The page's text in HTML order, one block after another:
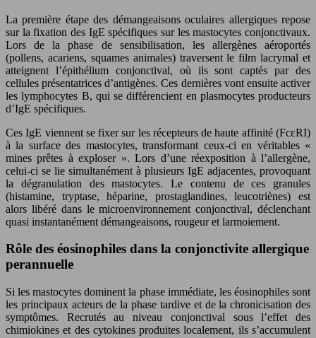
La première étape des démangeaisons oculaires allergiques repose
sur la fixation des IgE spécifiques sur les mastocytes conjonctivaux.
Lors de la phase de sensibilisation, les allergènes aéroportés
(pollens, acariens, squames animales) traversent le film lacrymal et
atteignent l’épithélium conjonctival, où ils sont captés par des
cellules présentatrices d’antigènes. Ces dernières vont ensuite activer
les lymphocytes B, qui se différencient en plasmocytes producteurs
d’IgE spécifiques.
Ces IgE viennent se fixer sur les récepteurs de haute affinité (FcεRI)
à la surface des mastocytes, transformant ceux-ci en véritables «
mines prêtes à exploser ». Lors d’une réexposition à l’allergène,
celui-ci se lie simultanément à plusieurs IgE adjacentes, provoquant
la dégranulation des mastocytes. Le contenu de ces granules
(histamine, tryptase, héparine, prostaglandines, leucotriènes) est
alors libéré dans le microenvironnement conjonctival, déclenchant
quasi instantanément démangeaisons, rougeur et larmoiement.
Rôle des éosinophiles dans la conjonctivite allergique
perannuelle
Si les mastocytes dominent la phase immédiate, les éosinophiles sont
les principaux acteurs de la phase tardive et de la chronicisation des
symptômes. Recrutés au niveau conjonctival sous l’effet des
chimiokines et des cytokines produites localement, ils s’accumulent